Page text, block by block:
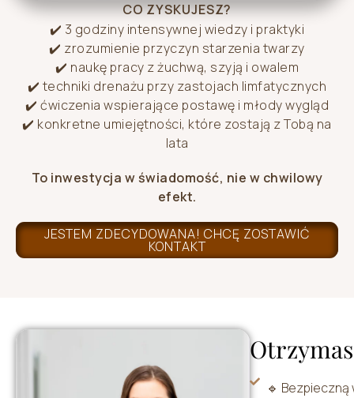
CO ZYSKUJESZ?
✔️ 3 godziny intensywnej wiedzy i praktyki
✔️ zrozumienie przyczyn starzenia twarzy
✔️ naukę pracy z żuchwą, szyją i owalem
✔️ techniki drenażu przy zastojach limfatycznych
✔️ ćwiczenia wspierające postawę i młody wygląd
✔️ konkretne umiejętności, które zostają z Tobą na
lata
To inwestycja w świadomość, nie w chwilowy
efekt.
JESTEM ZDECYDOWANA! CHCĘ ZOSTAWIĆ
KONTAKT
🔹